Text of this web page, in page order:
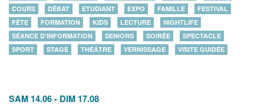
COURS
DÉBAT ETUDIANT EXPO FAMILLE
FESTIVAL
FÊTE
FORMATION KIDS LECTURE
NIGHTLIFE
SÉANCE D'INFORMATION
SENIORS SOIRÉE
SPECTACLE
SPORT
STAGE THÉÂTRE VERNISSAGE VISITE GUIDÉE
SAM 14.06 - DIM 17.08